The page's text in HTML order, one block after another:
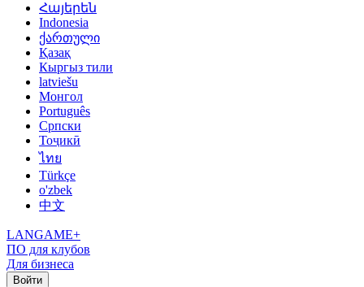
Հայերեն
Indonesia
ქართული
Қазақ
Кыргыз тили
latviešu
Монгол
Português
Српски
Тоҷикӣ
ไทย
Türkçe
o'zbek
中文
LANGAME+
ПО для клубов
Для бизнеса
Войти